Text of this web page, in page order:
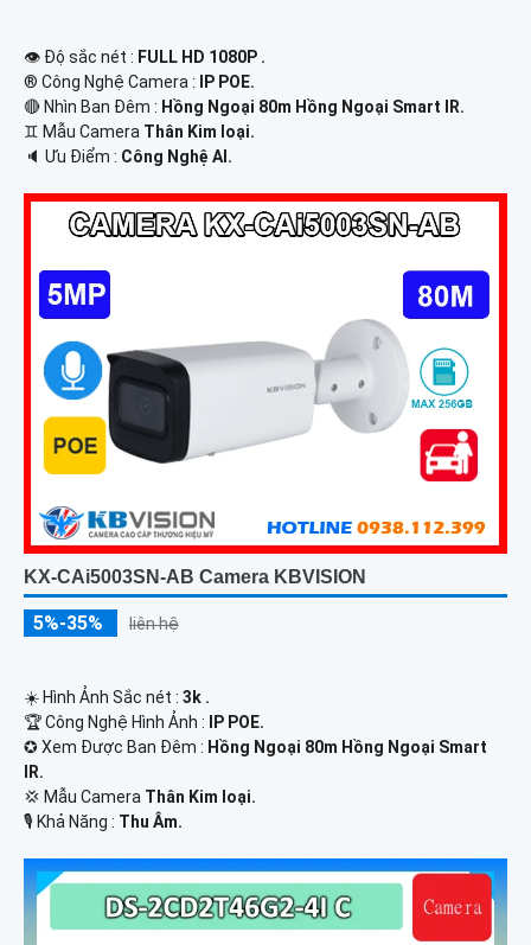
👁 Độ sắc nét : FULL HD 1080P .
®️ Công Nghệ Camera :
IP POE.
🔴 Nhìn Ban Đêm : Hồng Ngoại 80m Hồng Ngoại Smart IR.
♊ Mẫu Camera Thân Kim loại.
️🔈 Ưu Điểm : Công Nghệ AI.
KX-CAi5003SN-AB Camera KBVISION
5%-35% liên hệ
☀️ Hình Ảnh Sắc nét : 3k .
🏆 Công Nghệ Hình Ảnh :
IP POE.
✪ Xem Được Ban Đêm : Hồng Ngoại 80m Hồng Ngoại Smart
IR.
💢 Mẫu Camera Thân Kim loại.
️🎙 Khả Năng : Thu Âm.